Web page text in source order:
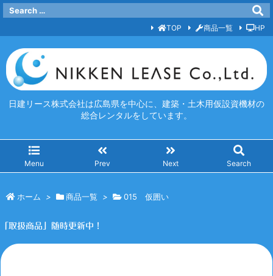
日建リース株式会社は広島県を中心に、建築・土木用仮設資機材の
総合レンタルをしています。
Menu Prev Next Search
TOP 商品一覧 HP
ホーム > 商品一覧 > 015 仮囲い
「取扱商品」随時更新中！